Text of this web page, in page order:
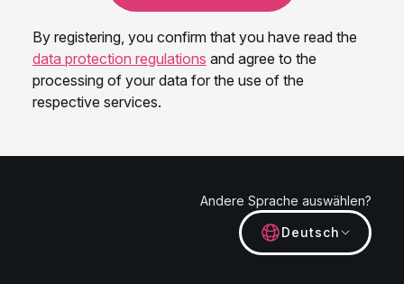
Andere Sprache auswählen?
Deutsch